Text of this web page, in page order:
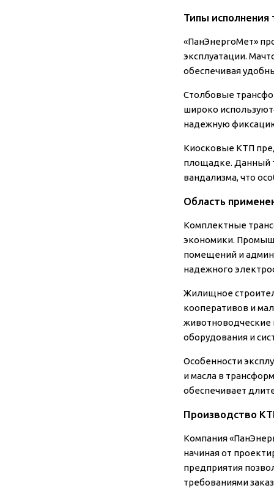
Типы
«ПанЭнергоМет»
эксплуатации.
обеспечивая
Столбовые
широко
надежную
Киосковые КТП
площадке. Данный
вандализма, что
Область
Комплектные
экономики.
помещений и
надежного
Жилищное
кооперативов и
животноводческие
оборудования и
Особенности
и масла в
обеспечивает
Производство
Компания
начиная от
предприятия
требованиями